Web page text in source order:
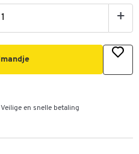
+
Veilige en snelle betaling